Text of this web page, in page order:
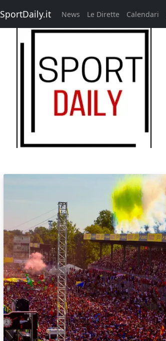
SportDaily.it News Le Dirette Calendari